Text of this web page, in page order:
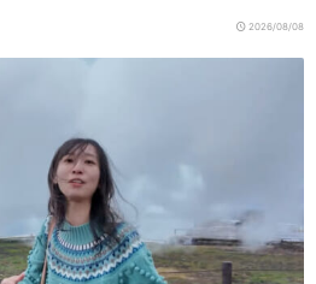
2026/08/08